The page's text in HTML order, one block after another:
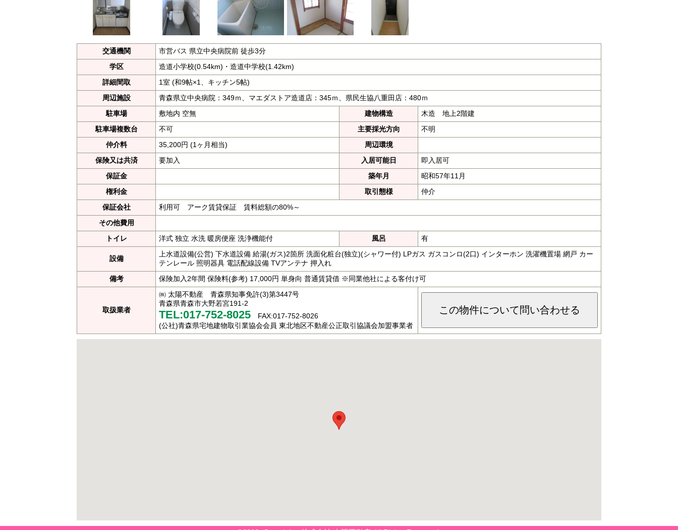
交通機関
市営バス 県立中央病院前 徒歩3分
学区
造道小学校(0.54km)・造道中学校(1.42km)
詳細間取
1室 (和9帖×1、キッチン5帖)
周辺施設
青森県立中央病院：349ｍ、マエダストア造道店：345ｍ、県民生協八重田店：480ｍ
駐車場
敷地内 空無 建物構造
木造 地上2階建
駐車場複数台
不可 主要採光方向
不明
仲介料
35,200円 (1ヶ月相当)
周辺環境
保険又は共済
要加入 入居可能日
即入居可
保証金
築年月
昭和57年11月
権利金
取引態様
仲介
保証会社
利用可 アーク賃貸保証 賃料総額の80%～
その他費用
トイレ
洋式 独立 水洗 暖房便座 洗浄機能付 風呂 有
設備
上水道設備(公営) 下水道設備 給湯(ガス)2箇所 洗面化粧台(独立)(シャワー付) LPガス ガスコンロ(2口) インターホン 洗濯機置場 網戸 カー
テンレール 照明器具 電話配線設備 TVアンテナ 押入れ
備考
保険加入2年間 保険料(参考) 17,000円 単身向 普通賃貸借 ※同業他社による客付け可
取扱業者
㈱ 太陽不動産 青森県知事免許(3)第3447号
青森県青森市大野若宮191-2
TEL:017-752-8025 FAX:017-752-8026
(公社)青森県宅地建物取引業協会会員 東北地区不動産公正取引協議会加盟事業者
この物件について問い合わせる